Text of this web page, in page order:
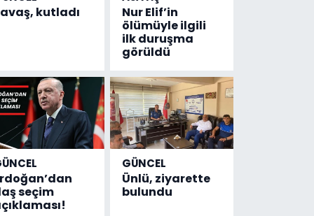
kutladı
Nur Elif’in
ölümüyle ilgili
ilk duruşma
görüldü
seçim
GÜNCEL
Ünlü, ziyarette
bulundu